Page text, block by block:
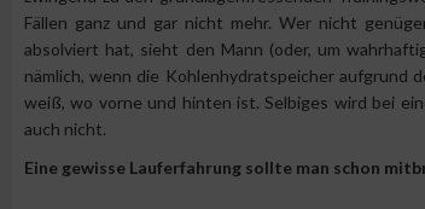
Fällen ganz und gar nicht mehr. Wer nicht
absolviert hat, sieht den Mann (oder, um
nämlich, wenn die Kohlenhydratspeicher
weiß, wo vorne und hinten ist. Selbiges wird bei
auch nicht.
Eine gewisse Lauferfahrung sollte man schon